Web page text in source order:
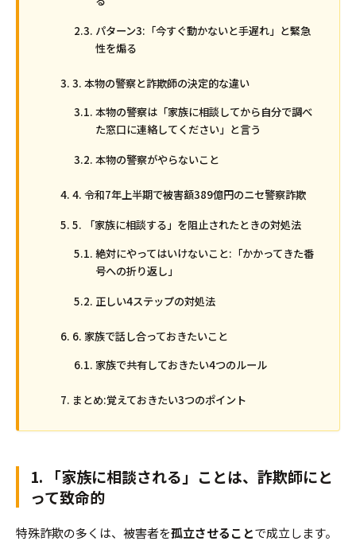
パターン3:「今すぐ動かないと手遅れ」と緊急
性を煽る
3. 本物の警察と詐欺師の決定的な違い
本物の警察は「家族に相談してから自分で調べ
た窓口に連絡してください」と言う
本物の警察がやらないこと
4. 令和7年上半期で被害額389億円のニセ警察詐欺
5. 「家族に相談する」を阻止されたときの対処法
絶対にやってはいけないこと:「かかってきた番
号への折り返し」
正しい4ステップの対処法
6. 家族で話し合っておきたいこと
家族で共有しておきたい4つのルール
まとめ:覚えておきたい3つのポイント
1. 「家族に相談される」ことは、詐欺師にと
って致命的
特殊詐欺の多くは、被害者を孤立させることで成立します。